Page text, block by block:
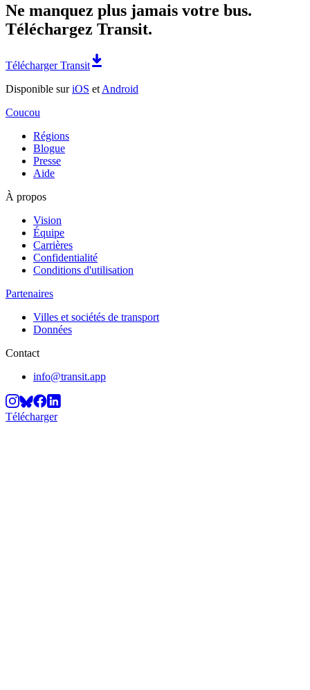
Ne manquez plus jamais votre bus.
Téléchargez Transit.
Télécharger Transit
Disponible suriOS et Android
Coucou
Régions
Blogue
Presse
Aide
À propos
Vision
Équipe
Carrières
Confidentialité
Conditions d'utilisation
Partenaires
Villes et sociétés de transport
Données
Contact
info@transit.app
Télécharger